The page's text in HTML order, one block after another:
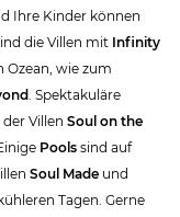
Ihre Kinder können
die Villen mit Infinity
Ozean, wie zum
. Spektakuläre
Villen Soul on the
Pools sind auf
Soul Made und
Tagen. Gerne